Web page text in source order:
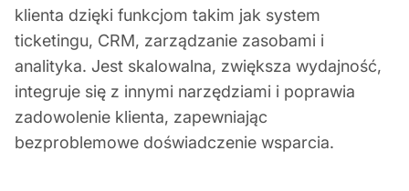
klienta dzięki funkcjom takim jak system
ticketingu, CRM, zarządzanie zasobami i
analityka. Jest skalowalna, zwiększa wydajność,
integruje się z innymi narzędziami i poprawia
zadowolenie klienta, zapewniając
bezproblemowe doświadczenie wsparcia.